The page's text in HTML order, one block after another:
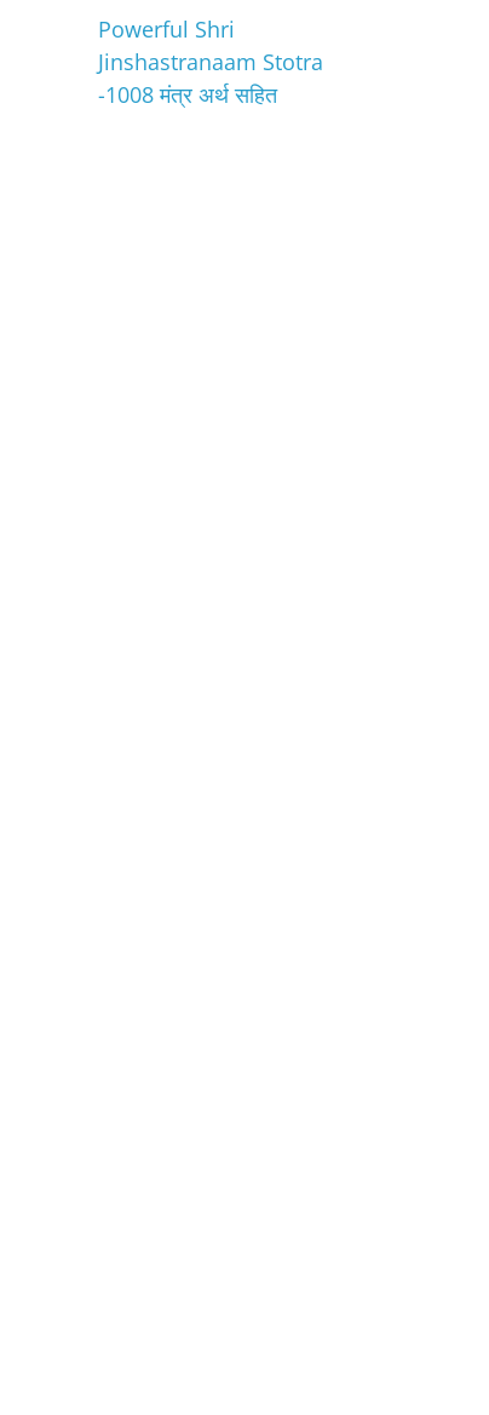
Powerful Shri
Jinshastranaam Stotra
-1008 मंत्र अर्थ सहित